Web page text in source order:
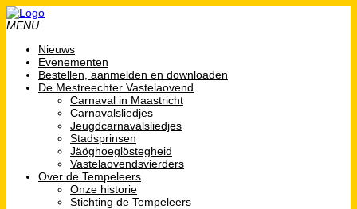
MENU
Nieuws
Evenementen
Bestellen, aanmelden en downloaden
De Mestreechter Vastelaovend
Carnaval in Maastricht
Carnavalsliedjes
Jeugdcarnavalsliedjes
Stadsprinsen
Jäöghoeglöstegheid
Vastelaovendsvierders
Over de Tempeleers
Onze historie
Stichting de Tempeleers